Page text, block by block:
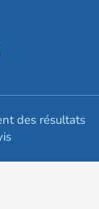
des résultats